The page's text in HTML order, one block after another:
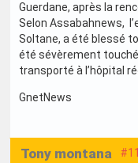
Guerdane, après la
Selon Assabahnews,
Soltane, a été blessé
été sévèrement touché
transporté à l’hôpital
GnetNews
Tony montana